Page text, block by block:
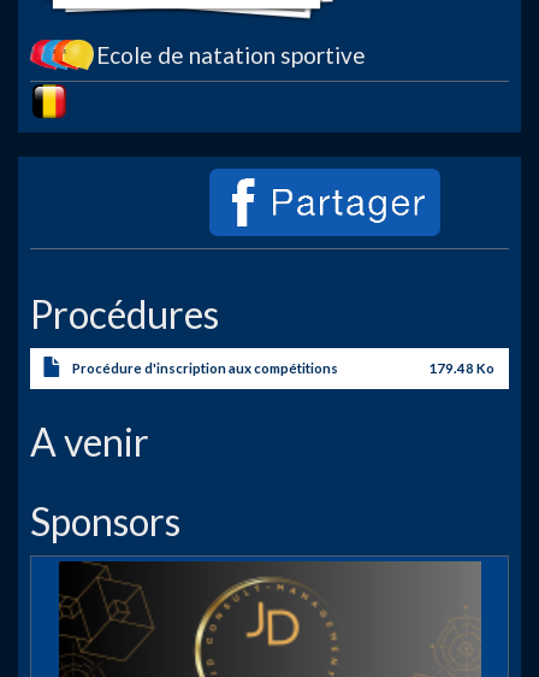
Ecole de natation sportive
Image
Procédures
Procédure d'inscription aux compétitions 179.48 Ko
A venir
Sponsors